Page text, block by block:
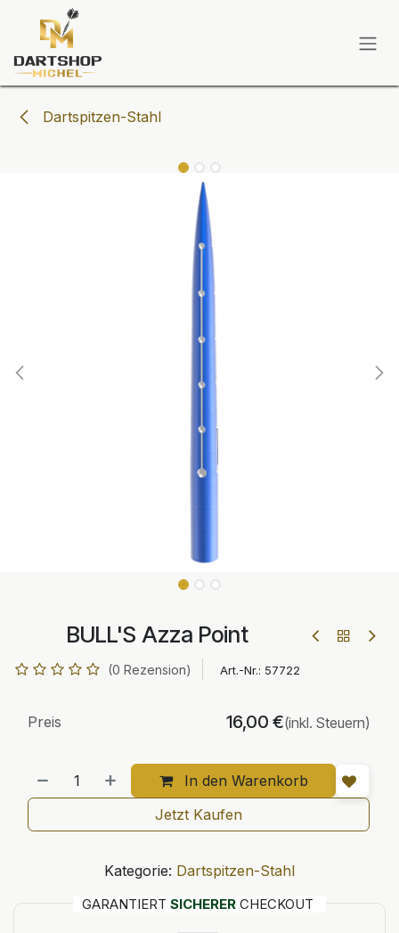
Zum Inhalt springen
Dartspitzen-Stahl
BULL'S Azza Point
(0 Rezension) Art.-Nr.: 57722
In den Warenkorb
Preis 16,00 €(inkl. Steuern)
Jetzt Kaufen
Kategorie: Dartspitzen-Stahl
GARANTIERT SICHERER CHECKOUT